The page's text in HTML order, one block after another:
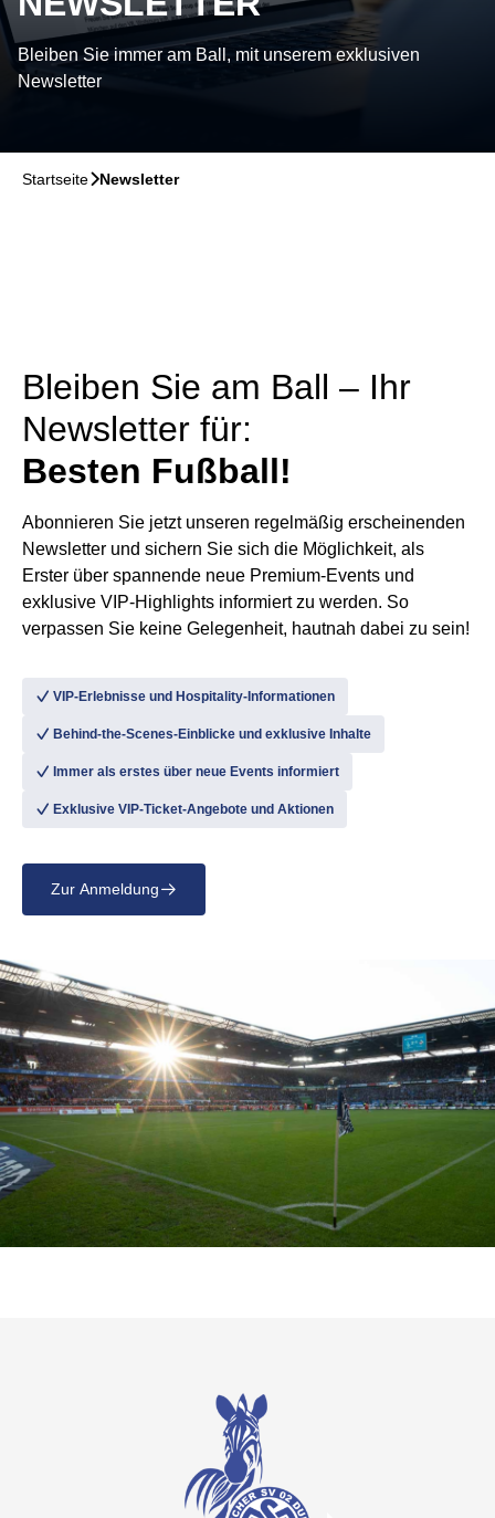
Bleiben Sie immer am Ball, mit unserem exklusiven
Newsletter
Startseite􀆊Newsletter
Bleiben Sie am Ball – Ihr
Newsletter für:
Besten Fußball!
Abonnieren Sie jetzt unseren regelmäßig erscheinenden
Newsletter und sichern Sie sich die Möglichkeit, als
Erster über spannende neue Premium-Events und
exklusive VIP-Highlights informiert zu werden. So
verpassen Sie keine Gelegenheit, hautnah dabei zu sein!
􀆅 VIP-Erlebnisse und Hospitality-Informationen
􀆅 Behind-the-Scenes-Einblicke und exklusive Inhalte
􀆅 Immer als erstes über neue Events informiert
􀆅 Exklusive VIP-Ticket-Angebote und Aktionen
Zur Anmeldung􀄫